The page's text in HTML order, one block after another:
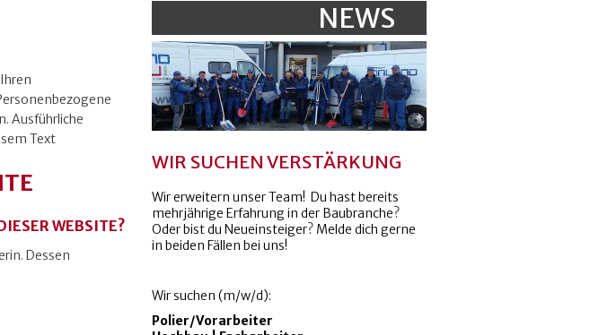
Ausführliche
Text
WEBSITE?
Dessen
NEWS
WIR SUCHEN VERSTÄRKUNG
Wir erweitern unser Team! Du hast bereits
mehrjährige Erfahrung in der Baubranche?
Oder bist du Neueinsteiger? Melde dich gerne
in beiden Fällen bei uns!
Wir suchen (m/w/d):
Polier/Vorarbeiter